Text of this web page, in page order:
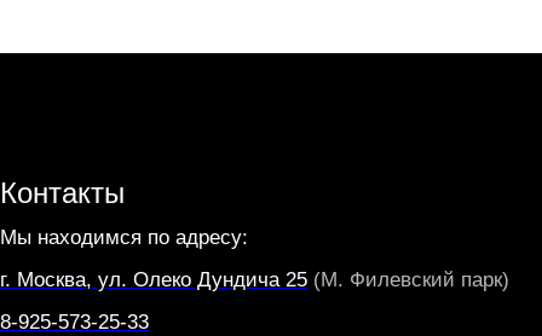
Контакты
Мы находимся по адресу:
г. Москва, ул. Олеко Дундича 25 (М. Филевский парк)
8-925-573-25-33